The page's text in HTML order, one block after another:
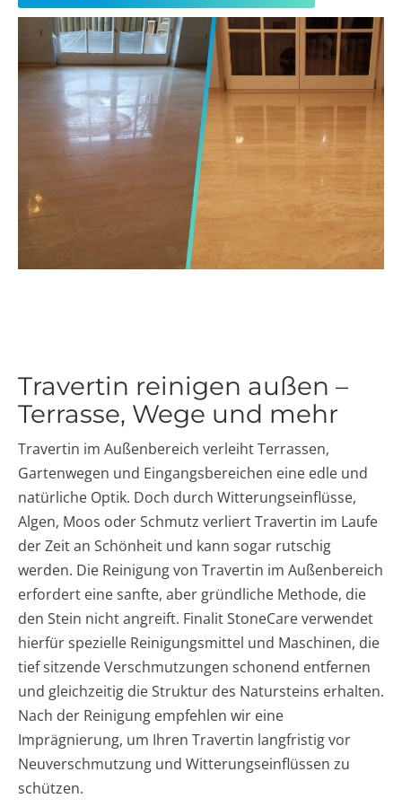
Travertin reinigen außen –
Terrasse, Wege und mehr
Travertin im Außenbereich verleiht Terrassen,
Gartenwegen und Eingangsbereichen eine edle und
natürliche Optik. Doch durch Witterungseinflüsse,
Algen, Moos oder Schmutz verliert Travertin im Laufe
der Zeit an Schönheit und kann sogar rutschig
werden. Die Reinigung von Travertin im Außenbereich
erfordert eine sanfte, aber gründliche Methode, die
den Stein nicht angreift. Finalit StoneCare verwendet
hierfür spezielle Reinigungsmittel und Maschinen, die
tief sitzende Verschmutzungen schonend entfernen
und gleichzeitig die Struktur des Natursteins erhalten.
Nach der Reinigung empfehlen wir eine
Imprägnierung, um Ihren Travertin langfristig vor
Neuverschmutzung und Witterungseinflüssen zu
schützen.